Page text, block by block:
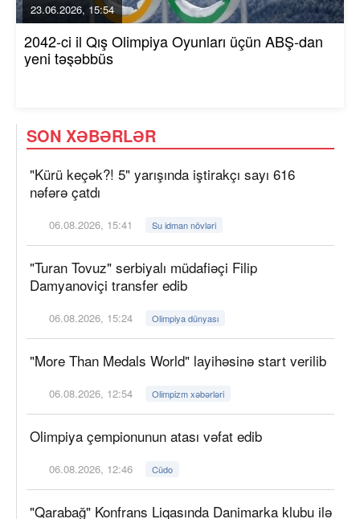
23.06.2026, 15:54
2042-ci il Qış Olimpiya Oyunları üçün ABŞ-dan
yeni təşəbbüs
SON XƏBƏRLƏR
"Kürü keçək?! 5" yarışında iştirakçı sayı 616
nəfərə çatdı
06.08.2026, 15:41 Su idman növləri
"Turan Tovuz" serbiyalı müdafiəçi Filip
Damyanoviçi transfer edib
06.08.2026, 15:24 Olimpiya dünyası
"More Than Medals World" layihəsinə start verilib
06.08.2026, 12:54 Olimpizm xəbərləri
Olimpiya çempionunun atası vəfat edib
06.08.2026, 12:46 Cüdo
"Qarabağ" Konfrans Liqasında Danimarka klubu ilə